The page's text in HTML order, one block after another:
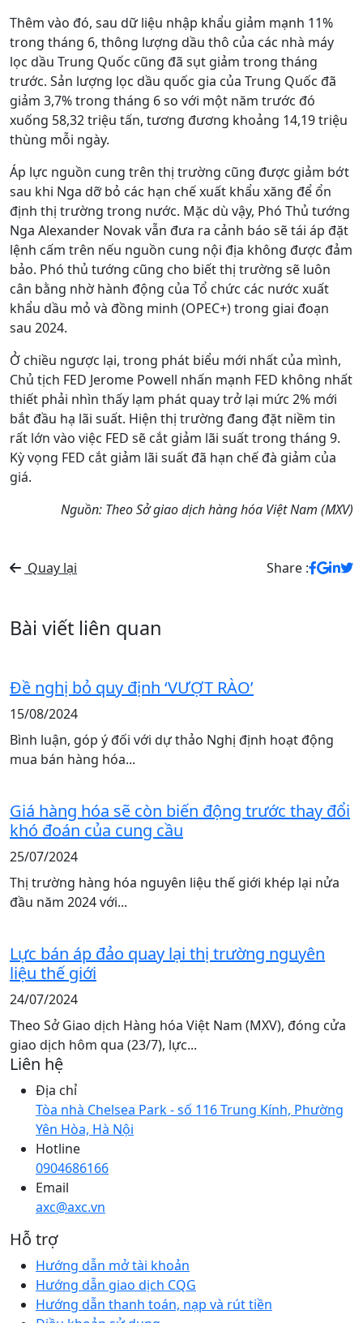
Thêm vào đó, sau dữ liệu nhập khẩu giảm mạnh 11%
trong tháng 6, thông lượng dầu thô của các nhà máy
lọc dầu Trung Quốc cũng đã sụt giảm trong tháng
trước. Sản lượng lọc dầu quốc gia của Trung Quốc đã
giảm 3,7% trong tháng 6 so với một năm trước đó
xuống 58,32 triệu tấn, tương đương khoảng 14,19 triệu
thùng mỗi ngày.
Áp lực nguồn cung trên thị trường cũng được giảm bớt
sau khi Nga dỡ bỏ các hạn chế xuất khẩu xăng để ổn
định thị trường trong nước. Mặc dù vậy, Phó Thủ tướng
Nga Alexander Novak vẫn đưa ra cảnh báo sẽ tái áp đặt
lệnh cấm trên nếu nguồn cung nội địa không được đảm
bảo. Phó thủ tướng cũng cho biết thị trường sẽ luôn
cân bằng nhờ hành động của Tổ chức các nước xuất
khẩu dầu mỏ và đồng minh (OPEC+) trong giai đoạn
sau 2024.
Ở chiều ngược lại, trong phát biểu mới nhất của mình,
Chủ tịch FED Jerome Powell nhấn mạnh FED không nhất
thiết phải nhìn thấy lạm phát quay trở lại mức 2% mới
bắt đầu hạ lãi suất. Hiện thị trường đang đặt niềm tin
rất lớn vào việc FED sẽ cắt giảm lãi suất trong tháng 9.
Kỳ vọng FED cắt giảm lãi suất đã hạn chế đà giảm của
giá.
Nguồn: Theo Sở giao dịch hàng hóa Việt Nam (MXV)
Quay lại Share :
Bài viết liên quan
Đề nghị bỏ quy định ‘VƯỢT RÀO’
15/08/2024
Bình luận, góp ý đối với dự thảo Nghị định hoạt động
mua bán hàng hóa...
Giá hàng hóa sẽ còn biến động trước thay đổi
khó đoán của cung cầu
25/07/2024
Thị trường hàng hóa nguyên liệu thế giới khép lại nửa
đầu năm 2024 với...
Lực bán áp đảo quay lại thị trường nguyên
liệu thế giới
24/07/2024
Theo Sở Giao dịch Hàng hóa Việt Nam (MXV), đóng cửa
giao dịch hôm qua (23/7), lực...
Liên hệ
Địa chỉ
Tòa nhà Chelsea Park - số 116 Trung Kính, Phường
Yên Hòa, Hà Nội
Hotline
0904686166
Email
axc@axc.vn
Hỗ trợ
Hướng dẫn mở tài khoản
Hướng dẫn giao dịch CQG
Hướng dẫn thanh toán, nạp và rút tiền